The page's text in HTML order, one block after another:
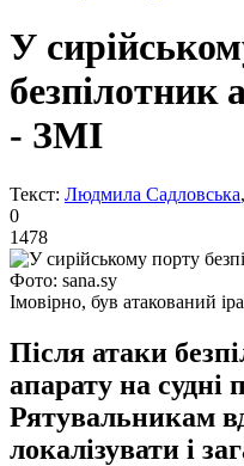
У
безпілотник
- ЗМІ
Текст: Людмила Садловська
0
1478
Фото: sana.sy
Імовірно, був атакований
Після атаки
апарату на судні
Рятувальникам
локалізувати і